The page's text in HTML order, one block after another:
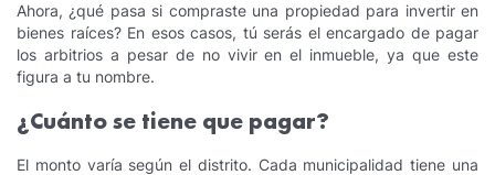
Ahora, ¿qué pasa si compraste una propiedad para invertir en
bienes raíces? En esos casos, tú serás el encargado de pagar
los arbitrios a pesar de no vivir en el inmueble, ya que este
figura a tu nombre.
¿Cuánto se tiene que pagar?
El monto varía según el distrito. Cada municipalidad tiene una